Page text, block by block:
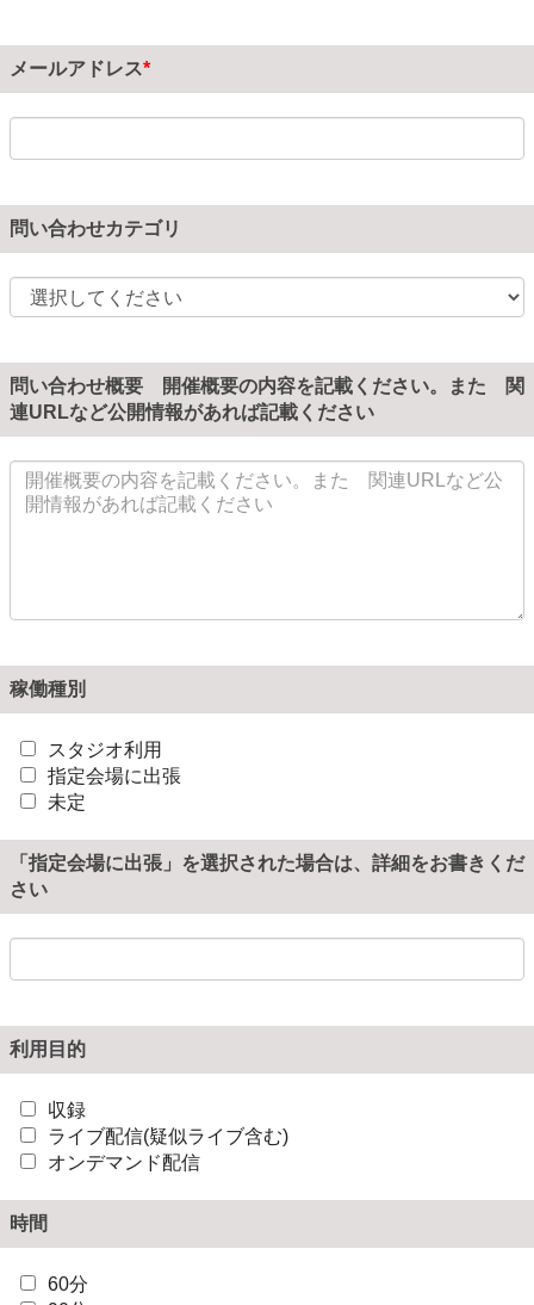
メールアドレス
問い合わせカテゴリ
問い合わせ概要 開催概要の内容を記載ください。また 関
連URLなど公開情報があれば記載ください
稼働種別
スタジオ利用
指定会場に出張
未定
「指定会場に出張」を選択された場合は、詳細をお書きくだ
さい
利用目的
収録
ライブ配信(疑似ライブ含む)
オンデマンド配信
時間
60分